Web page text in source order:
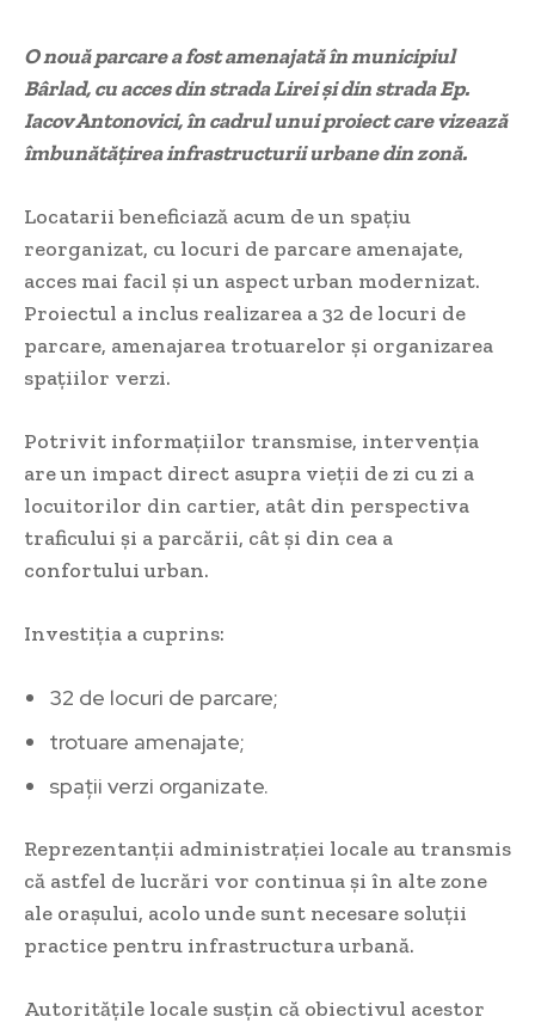
O nouă parcare a fost amenajată în municipiul
Bârlad, cu acces din strada Lirei și din strada Ep.
Iacov Antonovici, în cadrul unui proiect care vizează
îmbunătățirea infrastructurii urbane din zonă.
Locatarii beneficiază acum de un spațiu
reorganizat, cu locuri de parcare amenajate,
acces mai facil și un aspect urban modernizat.
Proiectul a inclus realizarea a 32 de locuri de
parcare, amenajarea trotuarelor și organizarea
spațiilor verzi.
Potrivit informațiilor transmise, intervenția
are un impact direct asupra vieții de zi cu zi a
locuitorilor din cartier, atât din perspectiva
traficului și a parcării, cât și din cea a
confortului urban.
Investiția a cuprins:
32 de locuri de parcare;
trotuare amenajate;
spații verzi organizate.
Reprezentanții administrației locale au transmis
că astfel de lucrări vor continua și în alte zone
ale orașului, acolo unde sunt necesare soluții
practice pentru infrastructura urbană.
Autoritățile locale susțin că obiectivul acestor